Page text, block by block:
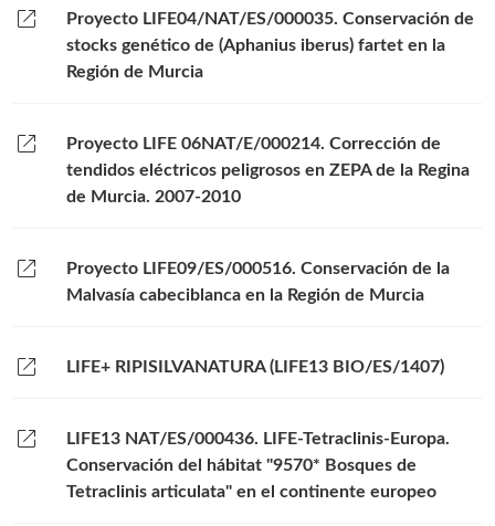
open_in_new
Proyecto LIFE04/NAT/ES/000035. Conservación de
stocks genético de (Aphanius iberus) fartet en la
Región de Murcia
open_in_new
Proyecto LIFE 06NAT/E/000214. Corrección de
tendidos eléctricos peligrosos en ZEPA de la Regina
de Murcia. 2007-2010
open_in_new
Proyecto LIFE09/ES/000516. Conservación de la
Malvasía cabeciblanca en la Región de Murcia
open_in_new LIFE+ RIPISILVANATURA (LIFE13 BIO/ES/1407)
open_in_new
LIFE13 NAT/ES/000436. LIFE-Tetraclinis-Europa.
Conservación del hábitat "9570* Bosques de
Tetraclinis articulata" en el continente europeo